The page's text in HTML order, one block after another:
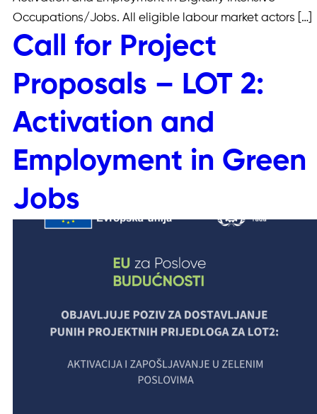
Occupations/Jobs. All eligible labour market actors […]
Call for Project
Proposals – LOT 2:
Activation and
Employment in Green
Jobs